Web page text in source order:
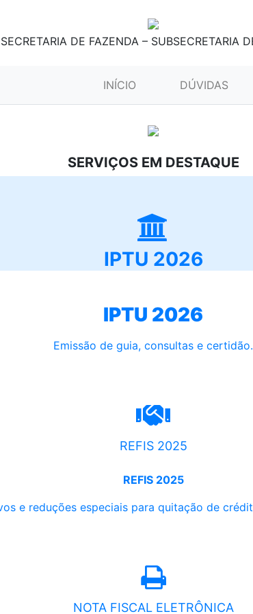
SECRETARIA DE FAZENDA – SUBSECRETARIA
INÍCIO (CURRENT)DÚVIDAS
SERVIÇOS EM DESTAQUE
IPTU 2026
IPTU 2026
Emissão de guia, consultas e certidão.
REFIS 2025
REFIS 2025
e reduções especiais para quitação de
NOTA FISCAL ELETRÔNICA